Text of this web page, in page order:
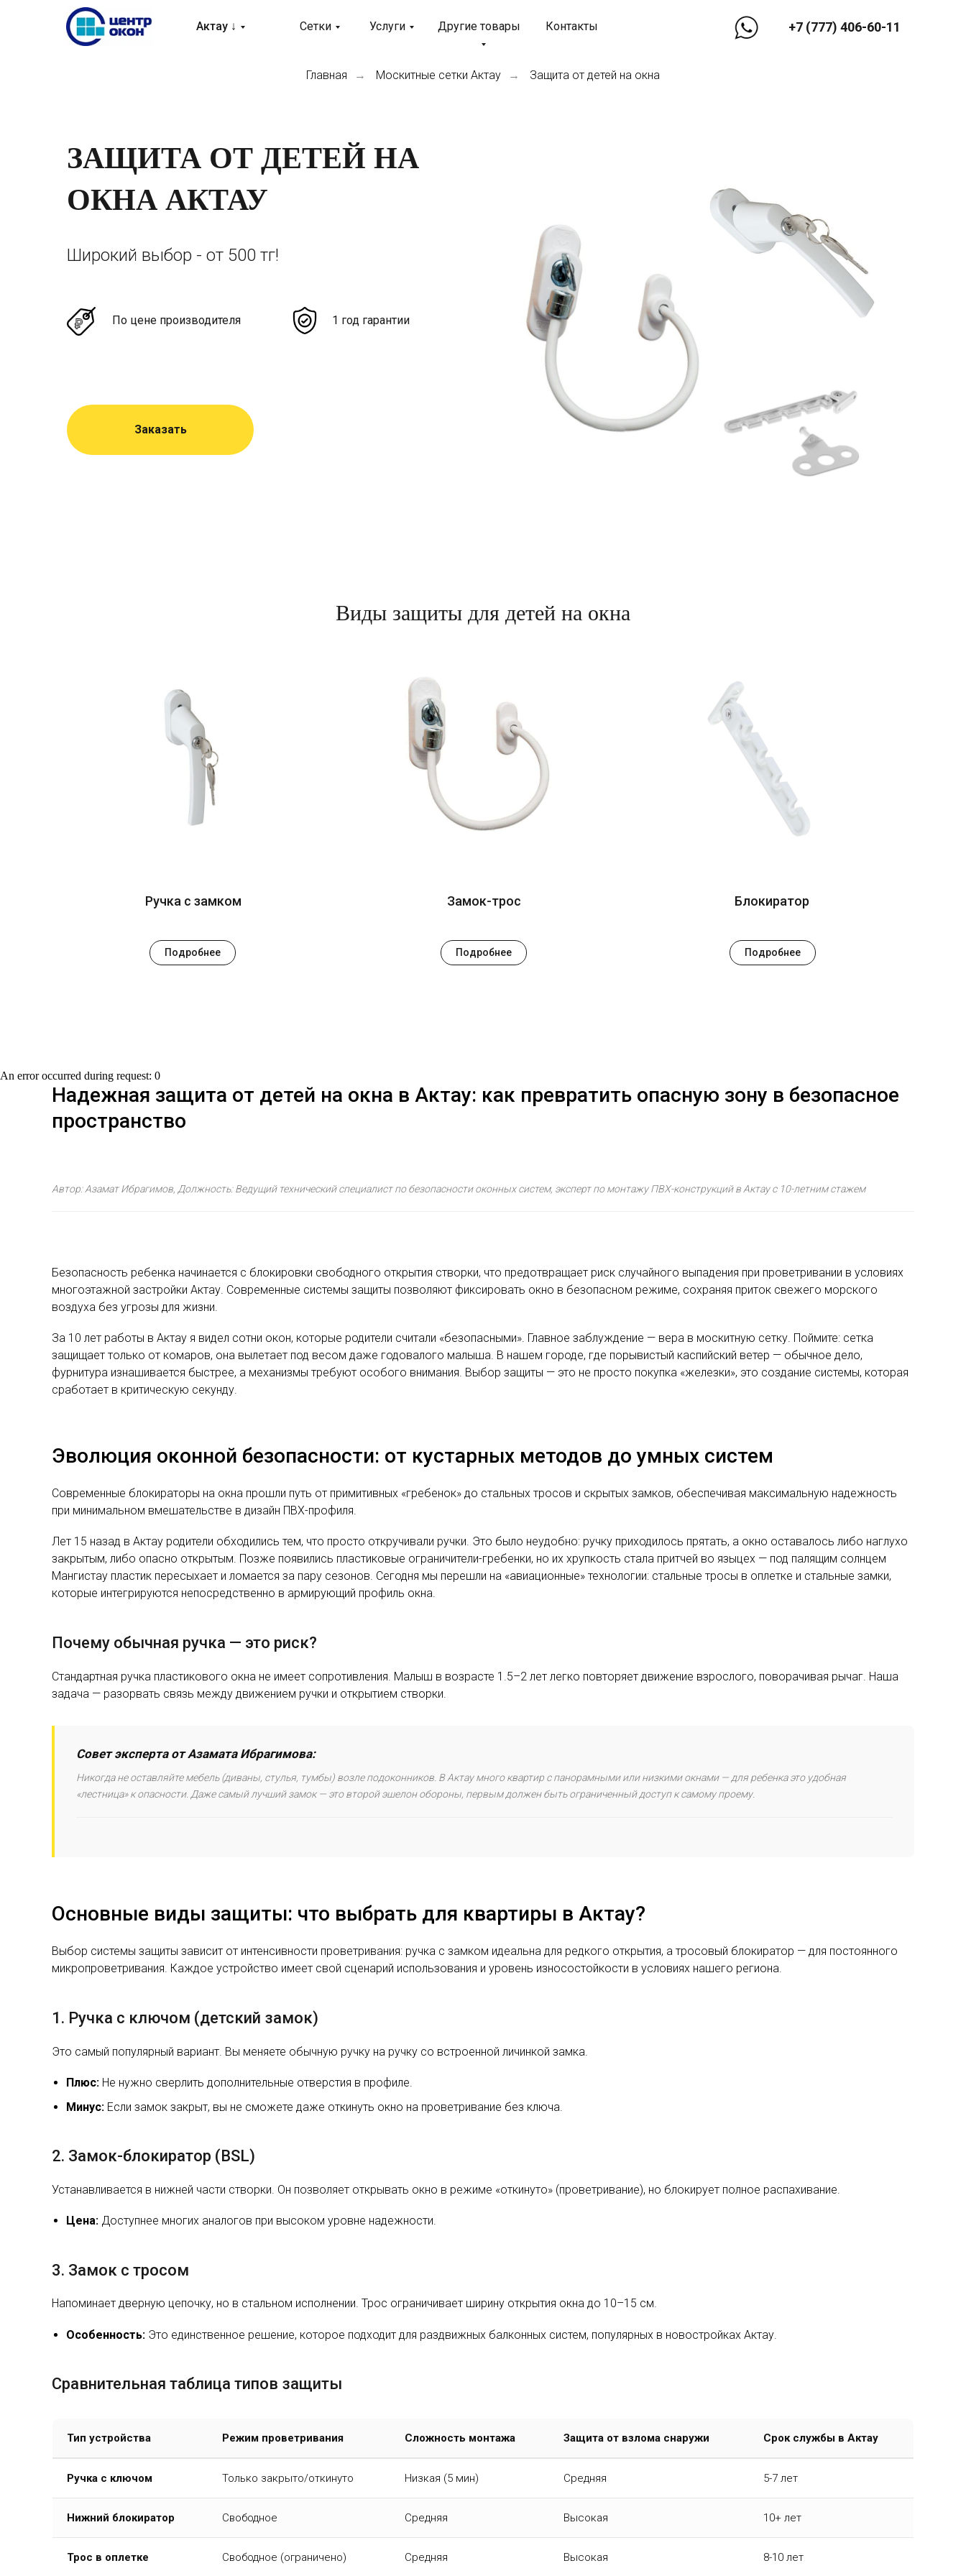
+7 (777) 406-60-11
Услуги
Актау ↓ Другие товары Контакты
Сетки
Главная → Москитные сетки Актау → Защита от детей на окна
ЗАЩИТА ОТ ДЕТЕЙ НА
ОКНА АКТАУ
По цене производителя 1 год гарантии
Заказать
Широкий выбор - от 500 тг!
Виды защиты для детей на окна
Блокиратор
Подробнее
Подробнее
Замок-трос
Ручка с замком
Подробнее
An error occurred during request: 0
Надежная защита от детей на окна в Актау: как превратить опасную зону в безопасное
пространство
Автор: Азамат Ибрагимов, Должность: Ведущий технический специалист по безопасности оконных систем, эксперт по монтажу ПВХ-конструкций в Актау с 10-летним стажем
Безопасность ребенка начинается с блокировки свободного открытия створки, что предотвращает риск случайного выпадения при проветривании в условиях
многоэтажной застройки Актау. Современные системы защиты позволяют фиксировать окно в безопасном режиме, сохраняя приток свежего морского
воздуха без угрозы для жизни.
За 10 лет работы в Актау я видел сотни окон, которые родители считали «безопасными». Главное заблуждение — вера в москитную сетку. Поймите: сетка
защищает только от комаров, она вылетает под весом даже годовалого малыша. В нашем городе, где порывистый каспийский ветер — обычное дело,
фурнитура изнашивается быстрее, а механизмы требуют особого внимания. Выбор защиты — это не просто покупка «железки», это создание системы, которая
сработает в критическую секунду.
Эволюция оконной безопасности: от кустарных методов до умных систем
Современные блокираторы на окна прошли путь от примитивных «гребенок» до стальных тросов и скрытых замков, обеспечивая максимальную надежность
при минимальном вмешательстве в дизайн ПВХ-профиля.
Лет 15 назад в Актау родители обходились тем, что просто откручивали ручки. Это было неудобно: ручку приходилось прятать, а окно оставалось либо наглухо
закрытым, либо опасно открытым. Позже появились пластиковые ограничители-гребенки, но их хрупкость стала притчей во языцех — под палящим солнцем
Мангистау пластик пересыхает и ломается за пару сезонов. Сегодня мы перешли на «авиационные» технологии: стальные тросы в оплетке и стальные замки,
которые интегрируются непосредственно в армирующий профиль окна.
Почему обычная ручка — это риск?
Стандартная ручка пластикового окна не имеет сопротивления. Малыш в возрасте 1.5–2 лет легко повторяет движение взрослого, поворачивая рычаг. Наша
задача — разорвать связь между движением ручки и открытием створки.
Совет эксперта от Азамата Ибрагимова:
Никогда не оставляйте мебель (диваны, стулья, тумбы) возле подоконников. В Актау много квартир с панорамными или низкими окнами — для ребенка это удобная
«лестница» к опасности. Даже самый лучший замок — это второй эшелон обороны, первым должен быть ограниченный доступ к самому проему.
Основные виды защиты: что выбрать для квартиры в Актау?
Выбор системы защиты зависит от интенсивности проветривания: ручка с замком идеальна для редкого открытия, а тросовый блокиратор — для постоянного
микропроветривания. Каждое устройство имеет свой сценарий использования и уровень износостойкости в условиях нашего региона.
1. Ручка с ключом (детский замок)
Это самый популярный вариант. Вы меняете обычную ручку на ручку со встроенной личинкой замка.
Плюс: Не нужно сверлить дополнительные отверстия в профиле.
Минус: Если замок закрыт, вы не сможете даже откинуть окно на проветривание без ключа.
2. Замок-блокиратор (BSL)
Устанавливается в нижней части створки. Он позволяет открывать окно в режиме «откинуто» (проветривание), но блокирует полное распахивание.
Цена: Доступнее многих аналогов при высоком уровне надежности.
3. Замок с тросом
Напоминает дверную цепочку, но в стальном исполнении. Трос ограничивает ширину открытия окна до 10–15 см.
Особенность: Это единственное решение, которое подходит для раздвижных балконных систем, популярных в новостройках Актау.
Сравнительная таблица типов защиты
Тип устройства Режим проветривания Сложность монтажа Защита от взлома снаружи Срок службы в Актау
Ручка с ключом Только закрыто/откинуто Низкая (5 мин) Средняя 5-7 лет
Нижний блокиратор Свободное Средняя Высокая 10+ лет
Трос в оплетке Свободное (ограничено) Средняя Высокая 8-10 лет